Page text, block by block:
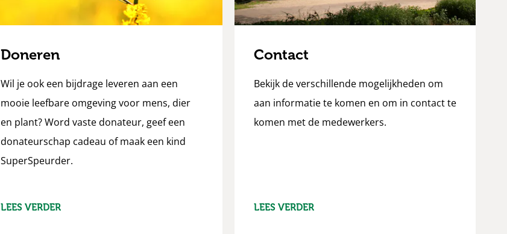
Doneren
Wil je ook een bijdrage leveren aan een
mooie leefbare omgeving voor mens, dier
en plant? Word vaste donateur, geef een
donateurschap cadeau of maak een kind
SuperSpeurder.
LEES VERDER
Contact
Bekijk de verschillende mogelijkheden om
aan informatie te komen en om in contact te
komen met de medewerkers.
LEES VERDER